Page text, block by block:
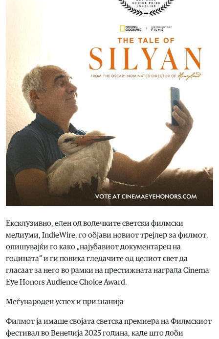
Ексклузивно, еден од водечките светски филмски
медиуми, IndieWire, го објави новиот трејлер за филмот,
опишувајќи го како „најубавиот документарец на
годината“ и ги повика гледачите од целиот свет да
гласаат за него во рамки на престижната награда Cinema
Eye Honors Audience Choice Award.
Меѓународен успех и признанија
Филмот ја имаше својата светска премиера на Филмскиот
фестивал во Венеција 2025 година, каде што доби